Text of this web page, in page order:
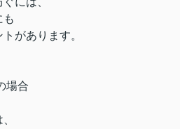
も
があります。
場合